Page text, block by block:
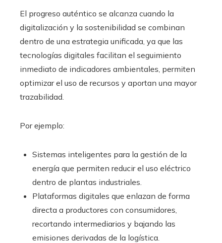
El progreso auténtico se alcanza cuando la
digitalización y la sostenibilidad se combinan
dentro de una estrategia unificada, ya que las
tecnologías digitales facilitan el seguimiento
inmediato de indicadores ambientales, permiten
optimizar el uso de recursos y aportan una mayor
trazabilidad.
Por ejemplo:
Sistemas inteligentes para la gestión de la
energía que permiten reducir el uso eléctrico
dentro de plantas industriales.
Plataformas digitales que enlazan de forma
directa a productores con consumidores,
recortando intermediarios y bajando las
emisiones derivadas de la logística.